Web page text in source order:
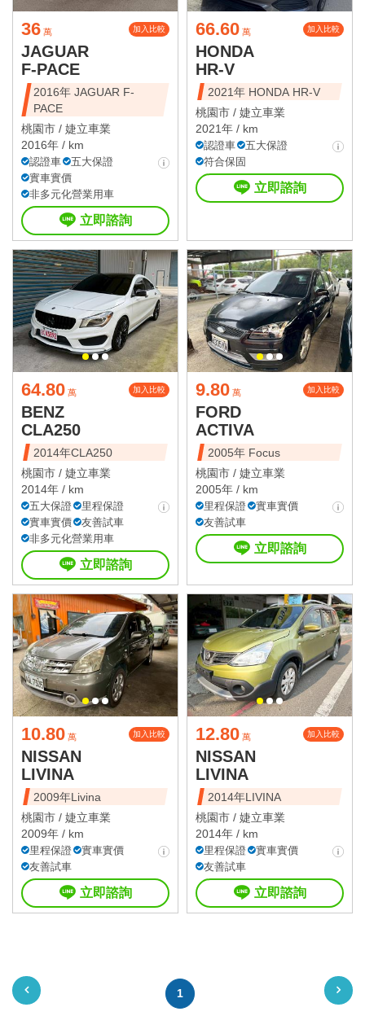
36 萬 加入比較
JAGUAR
F-PACE
2016年 JAGUAR F-
PACE
桃園市 / 婕立車業
2016年 / km
認證車
五大保證
實車實價
非多元化營業用車
立即諮詢
66.60 萬 加入比較
HONDA
HR-V
2021年 HONDA HR-V
桃園市 / 婕立車業
2021年 / km
認證車
五大保證
符合保固
立即諮詢
64.80 萬 加入比較
BENZ
CLA250
2014年CLA250
桃園市 / 婕立車業
2014年 / km
五大保證
里程保證
實車實價
友善試車
非多元化營業用車
立即諮詢
9.80 萬 加入比較
FORD
ACTIVA
2005年 Focus
桃園市 / 婕立車業
2005年 / km
里程保證
實車實價
友善試車
立即諮詢
10.80 萬 加入比較
NISSAN
LIVINA
2009年Livina
桃園市 / 婕立車業
2009年 / km
里程保證
實車實價
友善試車
立即諮詢
12.80 萬 加入比較
NISSAN
LIVINA
2014年LIVINA
桃園市 / 婕立車業
2014年 / km
里程保證
實車實價
友善試車
立即諮詢
1